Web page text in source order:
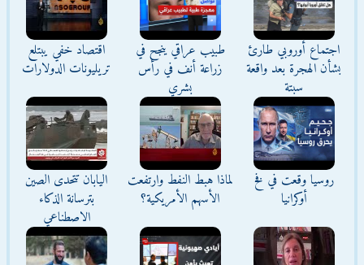
اجتماع أوروبي طارئ
بشأن الهجرة بعد واقعة
سبتة
طبيب عراقي ينجح في
زراعة أنف في رأس
بشري
اقتصاد خفي يبتلع
تريليونات الدولارات
روسيا وقعت في فخ
أوكرانيا
لماذا هبط النفط وارتفعت
الأسهم الأمريكية؟
اليابان تتحدى الصين
بترسانة الذكاء
الاصطناعي